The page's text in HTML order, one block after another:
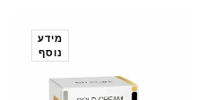
מידע
נוסף